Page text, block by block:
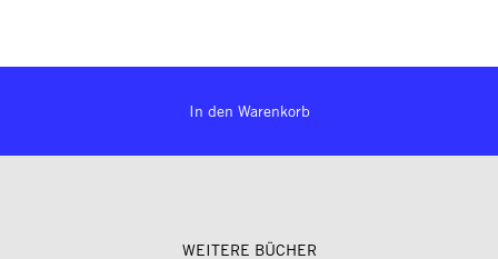
In den Warenkorb
WEITERE BÜCHER